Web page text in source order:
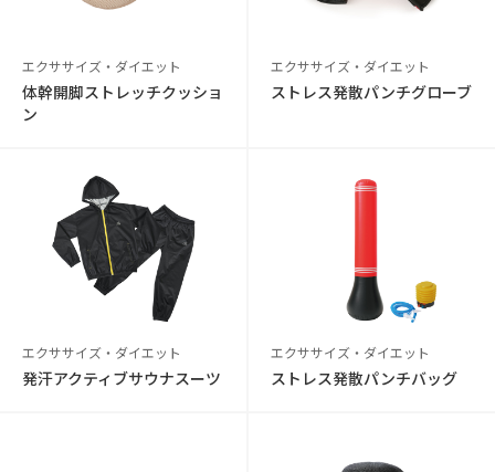
エクササイズ・ダイエット
体幹開脚ストレッチクッショ
ン
エクササイズ・ダイエット
ストレス発散パンチグローブ
エクササイズ・ダイエット
発汗アクティブサウナスーツ
エクササイズ・ダイエット
ストレス発散パンチバッグ